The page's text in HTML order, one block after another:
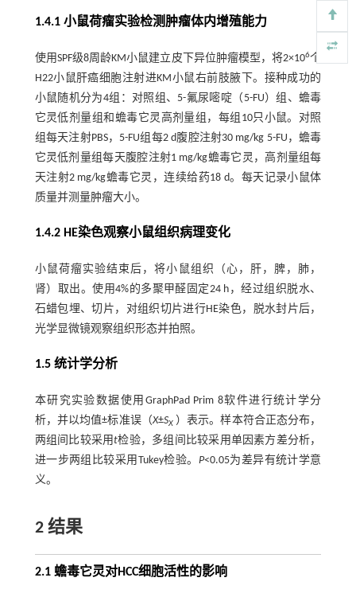
1.4.1 小鼠荷瘤实验检测肿瘤体内增殖能力
使用SPF级8周龄KM小鼠建立皮下异位肿瘤模型，将2×106个
H22小鼠肝癌细胞注射进KM小鼠右前肢腋下。接种成功的
小鼠随机分为4组：对照组、5-氟尿嘧啶（5-FU）组、蟾毒
它灵低剂量组和蟾毒它灵高剂量组，每组10只小鼠。对照
组每天注射PBS，5-FU组每2 d腹腔注射30 mg/kg 5-FU，蟾毒
它灵低剂量组每天腹腔注射1 mg/kg蟾毒它灵，高剂量组每
天注射2 mg/kg蟾毒它灵，连续给药18 d。每天记录小鼠体
质量并测量肿瘤大小。
1.4.2 HE染色观察小鼠组织病理变化
小鼠荷瘤实验结束后，将小鼠组织（心，肝，脾，肺，
肾）取出。使用4%的多聚甲醛固定24 h，经过组织脱水、
石蜡包埋、切片，对组织切片进行HE染色，脱水封片后，
光学显微镜观察组织形态并拍照。
1.5 统计学分析
本研究实验数据使用GraphPad Prim 8软件进行统计学分
析，并以均值±标准误（X±SX）表示。样本符合正态分布，
两组间比较采用t检验，多组间比较采用单因素方差分析，
进一步两组比较采用Tukey检验。 P<0.05为差异有统计学意
义。
2 结果
2.1 蟾毒它灵对HCC细胞活性的影响